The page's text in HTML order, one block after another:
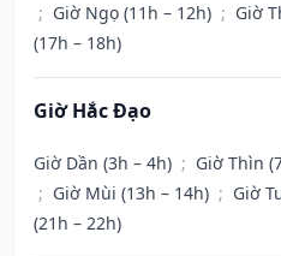
; Giờ Ngọ (11h – 12h) ; Giờ
(17h – 18h)
Giờ Hắc Đạo
Giờ Dần (3h – 4h) ; Giờ Thìn
; Giờ Mùi (13h – 14h) ; Giờ
(21h – 22h)